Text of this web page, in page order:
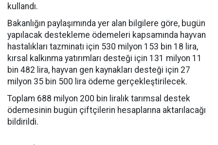
kullandı.
Bakanlığın paylaşımında yer alan bilgilere göre, bugün
yapılacak destekleme ödemeleri kapsamında hayvan
hastalıkları tazminatı için 530 milyon 153 bin 18 lira,
kırsal kalkınma yatırımları desteği için 131 milyon 11
bin 482 lira, hayvan gen kaynakları desteği için 27
milyon 35 bin 500 lira ödeme gerçekleştirilecek.
Toplam 688 milyon 200 bin liralık tarımsal destek
ödemesinin bugün çiftçilerin hesaplarına aktarılacağı
bildirildi.